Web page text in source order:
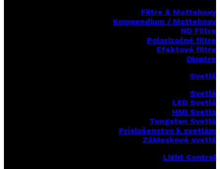
Filtre & Matteboxy
Kompendium / Matteboxy
ND Filtre
Polarizačné filtre
Efektové filtre
Dioptre
Svetlá
Svetlá
LED Svetlá
HMI Svetlá
Tungsten Svetlá
Príslušenstvo k svetlám
Zábleskové svetlá
Light Control